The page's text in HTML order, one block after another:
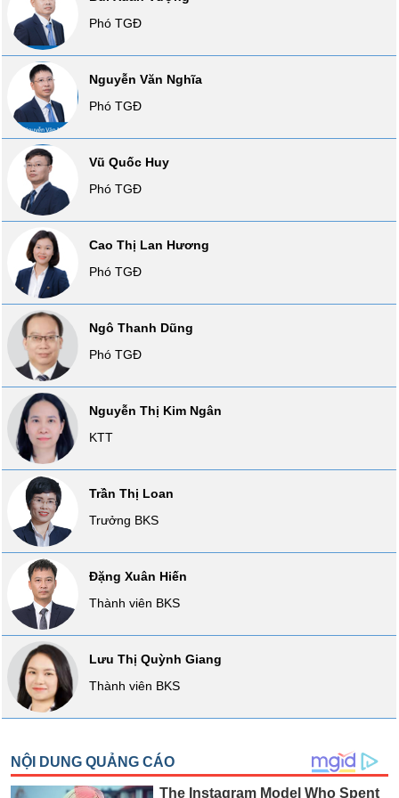
Phó TGĐ
Nguyễn Văn Nghĩa
Phó TGĐ
Vũ Quốc Huy
Phó TGĐ
Cao Thị Lan Hương
Phó TGĐ
Ngô Thanh Dũng
Phó TGĐ
Nguyễn Thị Kim Ngân
KTT
Trần Thị Loan
Trưởng BKS
Đặng Xuân Hiến
Thành viên BKS
Lưu Thị Quỳnh Giang
Thành viên BKS
SÓC
SỨC
KHỎE
TÀI
CHÍNH
CÔNG
NGHỆ
THÔNG
TIN
DỊCH
VỤ
TRUYỀN
THÔNG
TIỆN
ÍCH
BẤT
ĐỘNG
SẢN
chứng
khoán
(-)